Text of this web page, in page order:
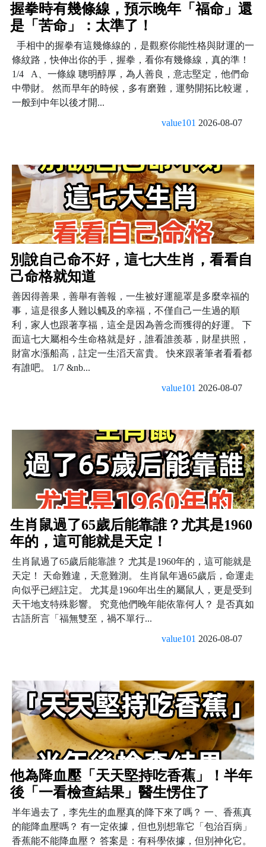
握拳時有幾條線，預示晚年「福命」還
是「苦命」：太準了！
手相中的握拳有這幾條線的，是觀察你能性格與財運的一
條紋路，快伸出你的手，握拳，看你有幾條線，真的準！
1/4 A、一條線 聰明醇厚，為人善良，意志堅定，他們命
中帶財。 然而早年的時候，多有磨難，運勢開拓比較遲，
一般到中年以後才開...
value101 2026-08-07
別說自己命不好，這七大生肖，看看自
己命格就知道
善因得善果，善舉有善報，一生被好運籠罩是多麼幸福的
事，這是很多人難以觸及的幸福，不僅自己一生過的順
利，家人也跟著享福，這全是因為善念而獲得的好運。 下
面這七大屬相今生命格就是好，誰看誰羨慕，財星拱照，
財富水漲船高，註定一生滔天富貴。 快來跟著筆者看看都
有誰吧。 1/7 &nb...
value101 2026-08-07
生肖鼠過了65歲后能靠誰？尤其是1960
年的，這可能就是天定！
生肖鼠過了65歲后能靠誰？ 尤其是1960年的，這可能就是
天定！ 天命難違，天意難測。 生肖鼠年過65歲后，命運走
向似乎已經註定。 尤其是1960年出生的屬鼠人，更是受到
天干地支特殊影響。 究竟他們晚年能依靠何人？ 是否真如
古語所言「福無雙至，禍不單行...
value101 2026-08-07
他為降血壓「天天堅持吃香蕉」！半年
後「一看檢查結果」醫生愣住了
半年過去了，李先生的血壓真的降下來了嗎？ 一、香蕉真
的能降血壓嗎？ 有一定依據，但也別想靠它「包治百病」
香蕉能不能降血壓？ 答案是：有科學依據，但別神化它。